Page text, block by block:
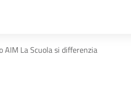
AIM La Scuola si differenzia